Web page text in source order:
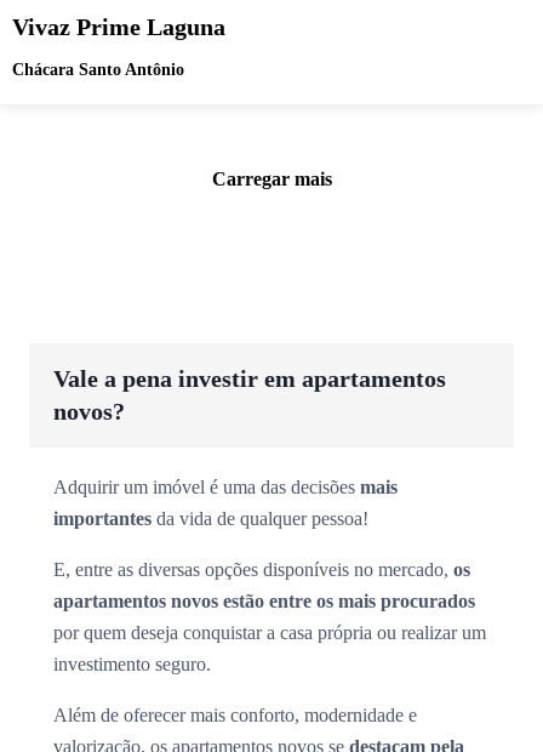
Vivaz Prime Laguna
Chácara Santo Antônio
Carregar mais
Vale a pena investir em apartamentos
novos?
Adquirir um imóvel é uma das decisões mais
importantes da vida de qualquer pessoa!
E, entre as diversas opções disponíveis no mercado, os
apartamentos novos estão entre os mais procurados
por quem deseja conquistar a casa própria ou realizar um
investimento seguro.
Além de oferecer mais conforto, modernidade e
valorização, os apartamentos novos se destacam pela